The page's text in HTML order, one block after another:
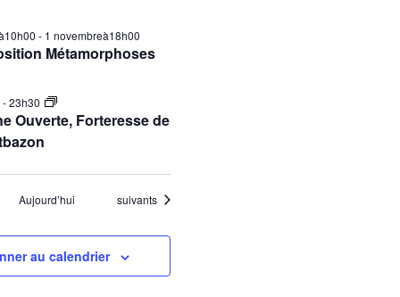
Métamorphoses
- 1 novembreà18h00
Ouverte, Forteresse de
-23h30
Aujourd’hui Évènements
suivants
au calendrier